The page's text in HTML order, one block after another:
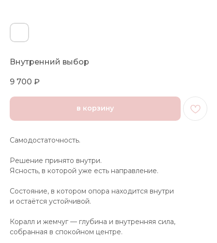
Внутренний выбор
9 700 ₽
в корзину
Самодостаточность.
Решение принято внутри.
Ясность, в которой уже есть направление.
Состояние, в котором опора находится внутри
и остаётся устойчивой.
Коралл и жемчуг — глубина и внутренняя сила,
собранная в спокойном центре.